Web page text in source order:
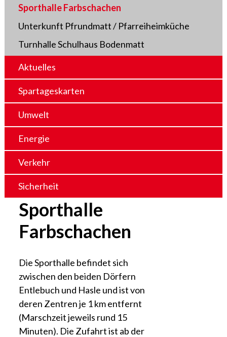
Sporthalle Farbschachen
Unterkunft Pfrundmatt / Pfarreiheimküche
Turnhalle Schulhaus Bodenmatt
Aktuelles
Spartageskarten
Umwelt
Energie
Verkehr
Sicherheit
Sporthalle
Farbschachen
Die Sporthalle befindet sich
zwischen den beiden Dörfern
Entlebuch und Hasle und ist von
deren Zentren je 1 km entfernt
(Marschzeit jeweils rund 15
Minuten). Die Zufahrt ist ab der